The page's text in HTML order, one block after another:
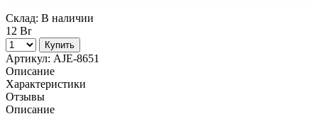
Склад: В наличии
12 Br
Купить
Артикул: AJE-8651
Описание
Характеристики
Отзывы
Описание